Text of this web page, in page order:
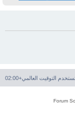
التوقيت العالمي+02:00